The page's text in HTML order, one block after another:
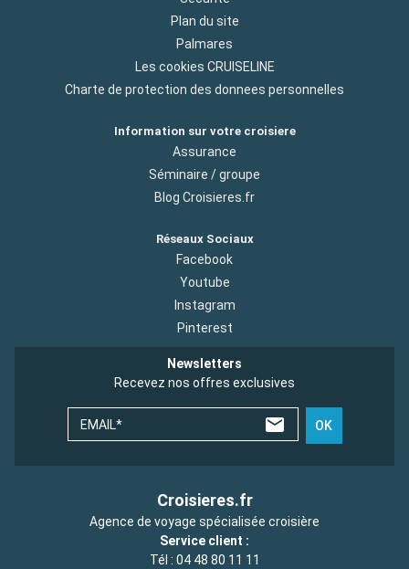
Plan du site
Palmares
Les cookies CRUISELINE
Charte de protection des donnees personnelles
Information sur votre croisiere
Assurance
Séminaire / groupe
Blog Croisieres.fr
Réseaux Sociaux
Facebook
Youtube
Instagram
Pinterest
Newsletters
Recevez nos offres exclusives
EMAIL* OK
Croisieres.fr
Agence de voyage spécialisée croisière
Service client :
Tél : 04 48 80 11 11